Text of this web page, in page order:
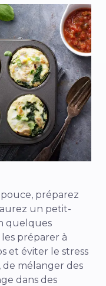
préparez
un petit-
quelques
préparer à
et éviter le stress
mélanger des
dans des